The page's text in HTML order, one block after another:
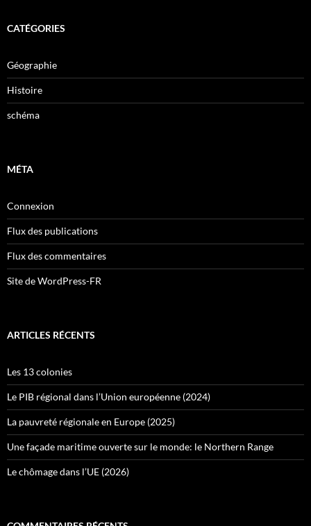
CATÉGORIES
Géographie
Histoire
schéma
MÉTA
Connexion
Flux des publications
Flux des commentaires
Site de WordPress-FR
ARTICLES RÉCENTS
Les 13 colonies
Le PIB régional dans l’Union européenne (2024)
La pauvreté régionale en Europe (2025)
Une façade maritime ouverte sur le monde: le Northern Range
Le chômage dans l’UE (2026)